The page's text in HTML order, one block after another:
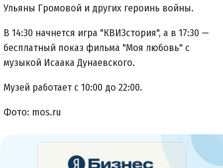
Ульяны Громовой и других героинь войны.
В 14:30 начнется игра "КВИЗстория", а в 17:30 —
бесплатный показ фильма "Моя любовь" с
музыкой Исаака Дунаевского.
Музей работает с 10:00 до 22:00.
Фото: mos.ru